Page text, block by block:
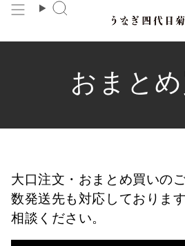
テ
キ
検
おまと
大口注文・おまとめ買いの
数発送先も対応しておりま
相談ください。